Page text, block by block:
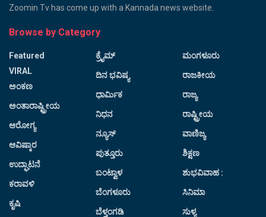
Zoomin Tv has come up with a Kannada news website.
Browse by Category
Featured
VIRAL
ಅಂಕಣ
ಅಂತಾರಾಷ್ಟ್ರೀಯ
ಆರೋಗ್ಯ
ಆವಿಷ್ಕಾರ
ಉದ್ಘಾಟನೆ
ಕರಾವಳಿ
ಕೃಷಿ
ಕ್ರೈಮ್
ದಿನ ಭವಿಷ್ಯ
ಧಾರ್ಮಿಕ
ನಿಧನ
ನ್ಯೂಸ್
ಪುತ್ತೂರು
ಬಂಟ್ವಾಳ
ಬೆಂಗಳೂರು
ಬೆಳ್ತಂಗಡಿ
ಮಂಗಳೂರು
ರಾಜಕೀಯ
ರಾಜ್ಯ
ರಾಷ್ಟ್ರೀಯ
ವಾಣಿಜ್ಯ
ಶಿಕ್ಷಣ
ಶುಭವಿವಾಹ :
ಸಿನಿಮಾ
ಸುಳ್ಯ